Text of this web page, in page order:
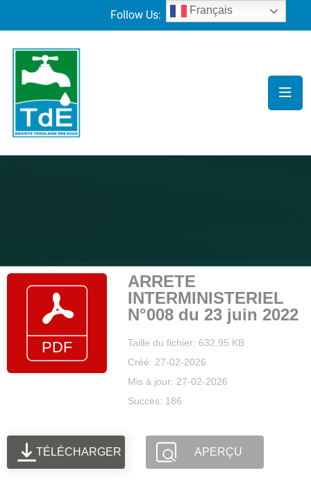
Follow Us:
ARRETE
INTERMINISTERIEL
N°008 du 23 juin 2022
Taille du fichier: 632.95 KB
Créé: 27-02-2026
Mis à jour: 27-02-2026
Succès: 186
TÉLÉCHARGER APERÇU
Français